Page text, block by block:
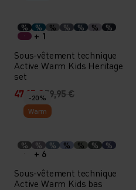
% % % % % % %
+ 1
Sous-vêtement technique
Active Warm Kids Heritage
set
47,95 €59,95 €
-20 %
Warm
% % % % % % %
+ 6
Sous-vêtement technique
Active Warm Kids bas